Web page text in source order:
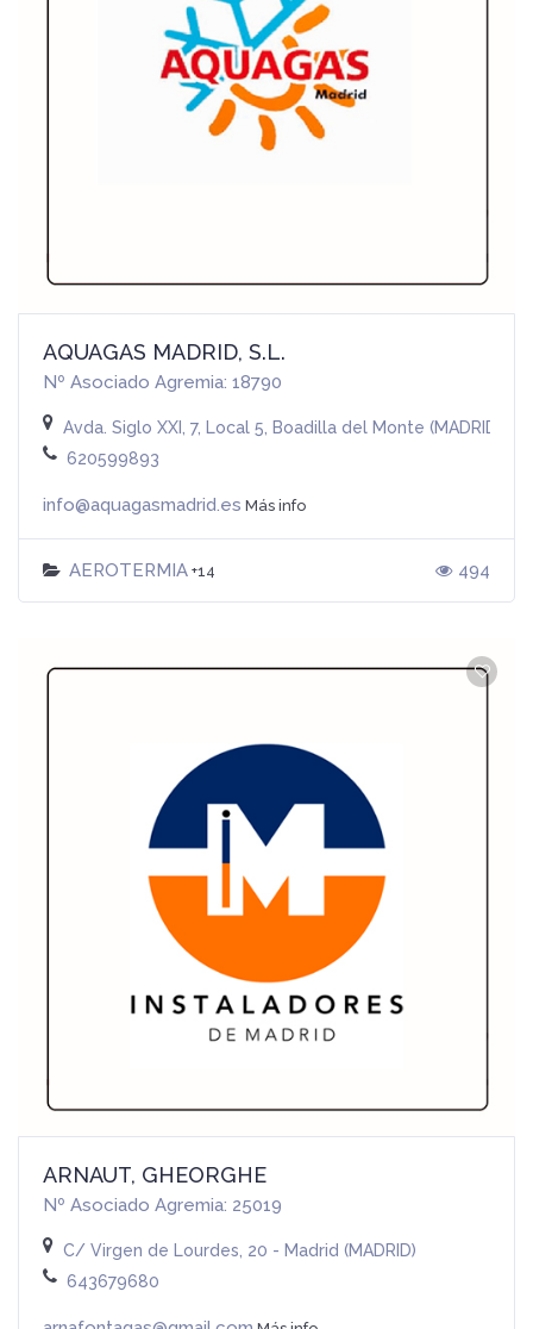
AQUAGAS MADRID, S.L.
Nº Asociado Agremia: 18790
Avda. Siglo XXI, 7, Local 5, Boadilla del Monte (MADRID)
620599893
info@aquagasmadrid.es Más info
AEROTERMIA +14 494
ARNAUT, GHEORGHE
Nº Asociado Agremia: 25019
C/ Virgen de Lourdes, 20 - Madrid (MADRID)
643679680